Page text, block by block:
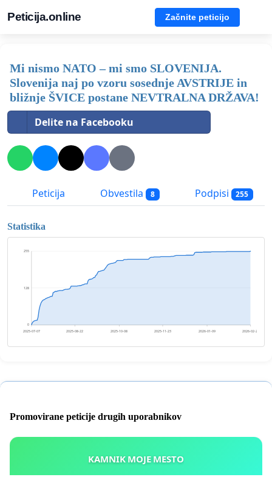
Peticija.online Začnite peticijo
Mi nismo NATO – mi smo SLOVENIJA.
Slovenija naj po vzoru sosednje AVSTRIJE in
bližnje ŠVICE postane NEVTRALNA DRŽAVA!
Delite na Facebooku
Peticija Obvestila 8 Podpisi 255
Statistika
0
128
255
2025-07-07 2025-08-22 2025-10-08 2025-11-23 2026-01-09 2026-02-24
Promovirane peticije drugih uporabnikov
KAMNIK MOJE MESTO